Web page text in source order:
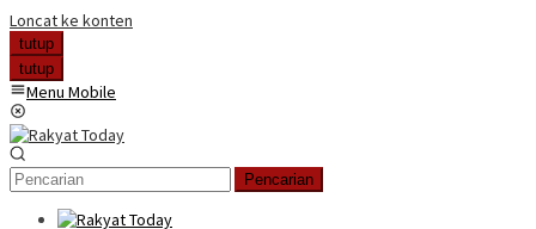
Loncat ke konten
tutup
tutup
Menu Mobile
Pencarian